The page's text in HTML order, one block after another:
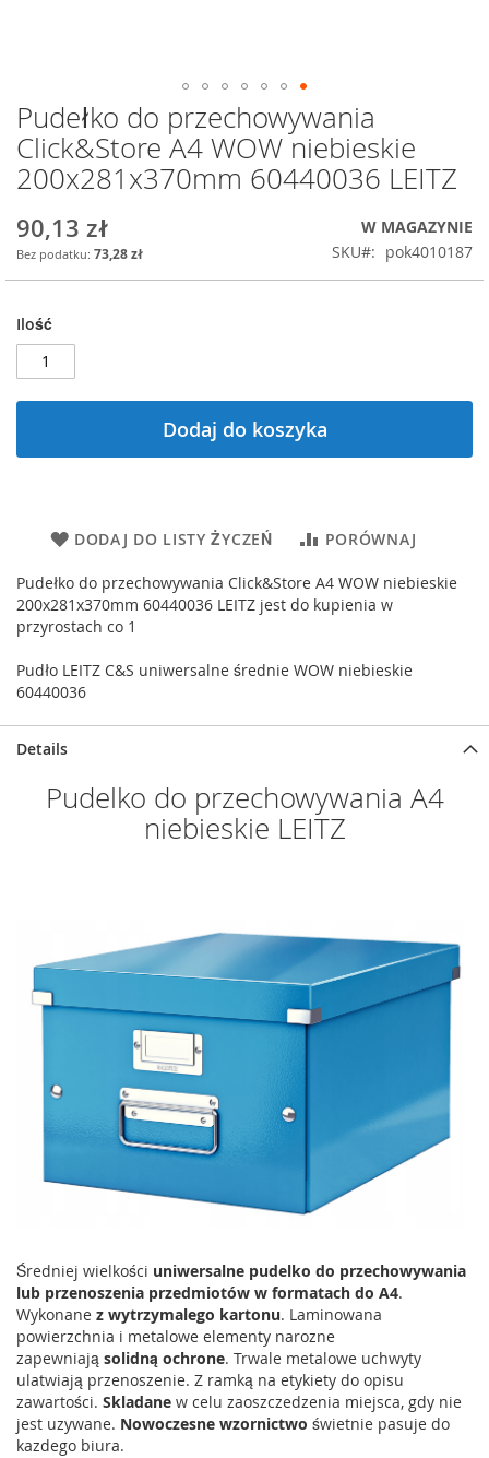
Przejdź
na
początek
galerii
Pudełko do przechowywania
Click&Store A4 WOW niebieskie
200x281x370mm 60440036 LEITZ
90,13 zł
73,28 zł
W MAGAZYNIE
SKU
pok4010187
Ilość
Dodaj do koszyka
DODAJ DO LISTY ŻYCZEŃ PORÓWNAJ
Pudełko do przechowywania Click&Store A4 WOW niebieskie
200x281x370mm 60440036 LEITZ jest do kupienia w
przyrostach co 1
Pudło LEITZ C&S uniwersalne średnie WOW niebieskie
60440036
Details
Pudelko do przechowywania A4
niebieskie LEITZ
Średniej wielkości uniwersalne pudelko do przechowywania
lub przenoszenia przedmiotów w formatach do A4.
Wykonane z wytrzymalego kartonu. Laminowana
powierzchnia i metalowe elementy narozne
zapewniają solidną ochrone. Trwale metalowe uchwyty
ulatwiają przenoszenie. Z ramką na etykiety do opisu
zawartości. Skladane w celu zaoszczedzenia miejsca, gdy nie
jest uzywane. Nowoczesne wzornictwo świetnie pasuje do
kazdego biura.